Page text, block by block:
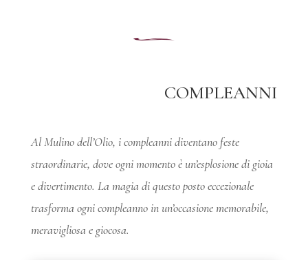
COMPLEANNI
Al Mulino dell’Olio, i compleanni diventano feste
straordinarie, dove ogni momento è un’esplosione di gioia
e divertimento. La magia di questo posto eccezionale
trasforma ogni compleanno in un’occasione memorabile,
meravigliosa e giocosa.